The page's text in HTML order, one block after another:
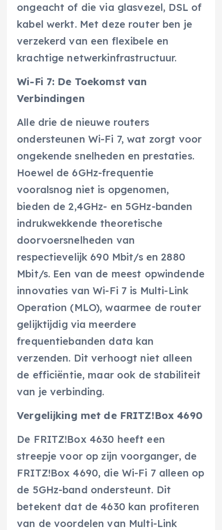
ongeacht of die via glasvezel, DSL of
kabel werkt. Met deze router ben je
verzekerd van een flexibele en
krachtige netwerkinfrastructuur.
Wi-Fi 7: De Toekomst van
Verbindingen
Alle drie de nieuwe routers
ondersteunen Wi-Fi 7, wat zorgt voor
ongekende snelheden en prestaties.
Hoewel de 6GHz-frequentie
vooralsnog niet is opgenomen,
bieden de 2,4GHz- en 5GHz-banden
indrukwekkende theoretische
doorvoersnelheden van
respectievelijk 690 Mbit/s en 2880
Mbit/s. Een van de meest opwindende
innovaties van Wi-Fi 7 is Multi-Link
Operation (MLO), waarmee de router
gelijktijdig via meerdere
frequentiebanden data kan
verzenden. Dit verhoogt niet alleen
de efficiëntie, maar ook de stabiliteit
van je verbinding.
Vergelijking met de FRITZ!Box 4690
De FRITZ!Box 4630 heeft een
streepje voor op zijn voorganger, de
FRITZ!Box 4690, die Wi-Fi 7 alleen op
de 5GHz-band ondersteunt. Dit
betekent dat de 4630 kan profiteren
van de voordelen van Multi-Link